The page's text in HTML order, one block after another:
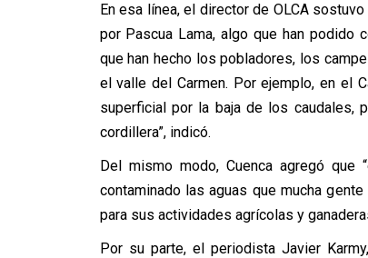
En esa línea, el director de OLCA
por Pascua Lama, algo que han podido
que han hecho los pobladores, los
el valle del Carmen. Por ejemplo, en el
superficial por la baja de los caudales,
cordillera”, indicó.
Del mismo modo, Cuenca agregó
contaminado las aguas que mucha
para sus actividades agrícolas y
Por su parte, el periodista Javier